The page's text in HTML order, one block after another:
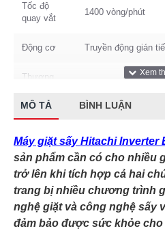
Tốc độ
quay vắt
1400 vòng/phút
Động cơ Truyền động gián
Thương
Trọng
Công nghệ
Inverter
Công nghệ Inverter
Số người
sử dụng
Trên 7 người
MÔ TẢ BÌNH LUẬN
Máy giặt sấy Hitachi Inverter
sản phẩm cần có cho nhiều
trở lên khi tích hợp cả hai
trang bị nhiều chương trình
nghệ giặt và công nghệ sấy
đảm bảo được sức khỏe